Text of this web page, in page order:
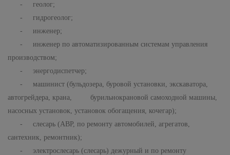
- геолог;
- гидрогеолог;
- инженер;
- инженер по автоматизированным системам управления
производством;
- энергодиспетчер;
- машинист (бульдозера, буровой установки, экскаватора,
автогрейдера, крана, бурильнокрановой самоходной машины,
насосных установок, установок обогащения, кочегар);
- слесарь (АВР, по ремонту автомобилей, агрегатов,
сантехник, ремонтник);
- электрослесарь (слесарь) дежурный и по ремонту